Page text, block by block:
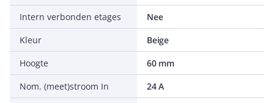
Intern verbonden etages
Nee
Kleur
Beige
Hoogte
60 mm
Nom. (meet)stroom In
24 A